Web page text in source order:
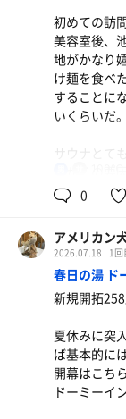
なりいい感
らもオート
壁には毎時
あるが30分
水風呂は
取る。露天
ダックチェ
初めての訪
美容室後、
地がかなり
け麺を食べ
することに
いくらいだ。
サウナとて
オートロウ
水風呂は
いるので羽
す。氷はど
休憩は外気
水
0
アメリカン
2026.07.18 1回
春日の湯 ド
新規開拓
夏休みに突
ば基本的に
開幕はこち
ドーミーイ